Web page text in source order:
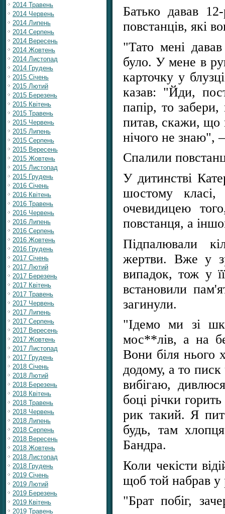
2014 Травень
2014 Червень
2014 Липень
2014 Серпень
2014 Вересень
2014 Жовтень
2014 Листопад
2014 Грудень
2015 Січень
2015 Лютий
2015 Березень
2015 Квітень
2015 Травень
2015 Червень
2015 Липень
2015 Серпень
2015 Вересень
2015 Жовтень
2015 Листопад
2015 Грудень
2016 Січень
2016 Квітень
2016 Травень
2016 Червень
2016 Липень
2016 Серпень
2016 Жовтень
2016 Грудень
2017 Січень
2017 Лютий
2017 Березень
2017 Квітень
2017 Травень
2017 Червень
2017 Липень
2017 Серпень
2017 Вересень
2017 Жовтень
2017 Листопад
2017 Грудень
2018 Січень
2018 Лютий
2018 Березень
2018 Квітень
2018 Травень
2018 Червень
2018 Липень
2018 Серпень
2018 Вересень
2018 Жовтень
2018 Листопад
2018 Грудень
2019 Січень
2019 Лютий
2019 Березень
2019 Квітень
2019 Травень
Батько давав
повстанців, які
"Тато мені
було. У мене в
карточку у
казав: "Йди,
папір, то
питав, скажи, що
нічого не знаю",
Спалили
У дитинстві
шостому
очевидицею
повстанця, а
Підпалювали
жертви. Вже у
випадок, тож у
встановили
загинули.
"Ідемо ми зі
мос**лів, а на
Вони біля нього
додому, а то
вибігаю,
боці річки
рик такий. Я
будь, там
Бандра.
Коли чекісти
щоб той набрав у
"Брат побіг,